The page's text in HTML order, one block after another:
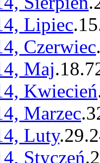
Lipiec.15
Czerwiec.
Maj.18.
Kwiecień
Marzec.
Luty.29.
Styczeń.